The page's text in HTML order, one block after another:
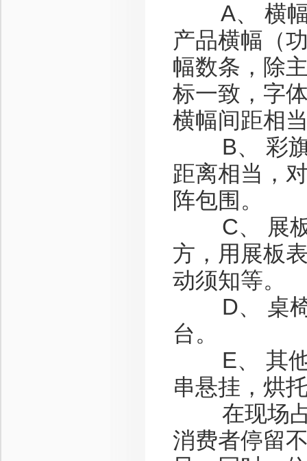
A、 横幅
产品横幅（
幅数条，除
标一致，字
横幅间距相
B、 彩旗
距离相当，
阵包围。
C、 展板
方，用展板
动须知等。
D、 桌椅
台。
E、 其他
串悬挂，烘
在现场占
消费者停留